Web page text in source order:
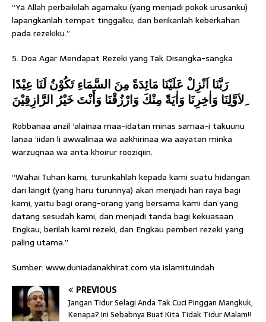
“Ya Allah perbaikilah agamaku (yang menjadi pokok urusanku)
lapangkanlah tempat tinggalku, dan berikanlah keberkahan
pada rezekiku.”
5. Doa Agar Mendapat Rezeki yang Tak Disangka-sangka
رَبَّنَا اَنْزِلْ عَلَيْنَا مَائِدَةً مِنَ السَّمَاءِ تَكُوْنُ لَنَا عِيْدًا
ِلاَوَّلِنَا وَاٰخِرِنَا وَاٰيَةً مِنْكَ وَارْزُقْنَا وَأَنْتَ خَيْرُ الرَّازِقِيْنَ
Robbanaa anzil ‘alainaa maa-idatan minas samaa-i takuunu
lanaa ‘iidan li awwalinaa wa aakhirinaa wa aayatan minka
warzuqnaa wa anta khoirur rooziqiin.
“Wahai Tuhan kami, turunkahlah kepada kami suatu hidangan
dari langit (yang haru turunnya) akan menjadi hari raya bagi
kami, yaitu bagi orang-orang yang bersama kami dan yang
datang sesudah kami, dan menjadi tanda bagi kekuasaan
Engkau, berilah kami rezeki, dan Engkau pemberi rezeki yang
paling utama.”
Sumber: www.duniadanakhirat.com via islamituindah
PREVIOUS
Jangan Tidur Selagi Anda Tak Cuci Pinggan Mangkuk,
Kenapa? Ini Sebabnya Buat Kita Tidak Tidur Malam!!